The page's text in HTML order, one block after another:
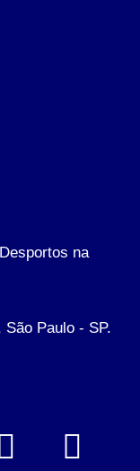
na
Paulo - SP.